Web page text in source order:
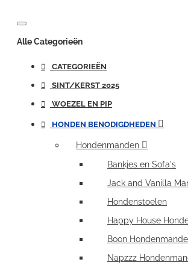
Alle Categorieën
CATEGORIEËN
SINT/KERST 2025
WOEZEL EN PIP
HONDEN BENODIGDHEDEN
Hondenmanden
Bankjes en Sofa's
Jack and Vanilla
Hondenstoelen
Happy House
Boon
Napzzz